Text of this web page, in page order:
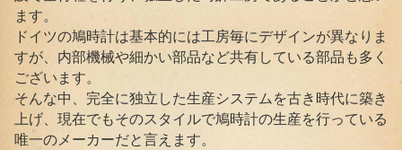
ます。
ドイツの鳩時計は基本的には工房毎にデザインが異なりま
すが、内部機械や細かい部品など共有している部品も多く
ございます。
そんな中、完全に独立した生産システムを古き時代に築き
上げ、現在でもそのスタイルで鳩時計の生産を行っている
唯一のメーカーだと言えます。